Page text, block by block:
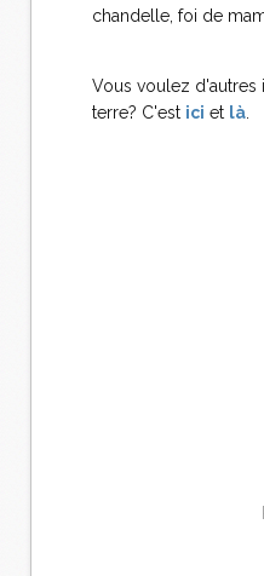
chandelle, foi de
Vous voulez
terre? C'est ici et là